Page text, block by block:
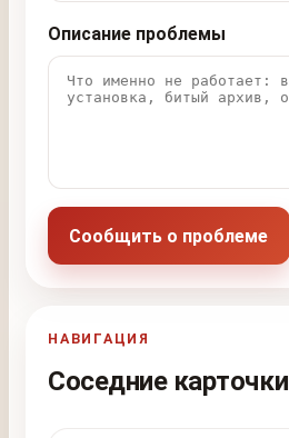
Описание проблемы
Сообщить о проблеме
НАВИГАЦИЯ
Соседние карточки